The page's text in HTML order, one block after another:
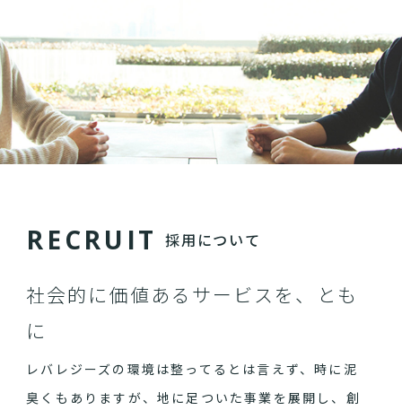
RECRU IT 採用について
社会的に価値あるサービスを、とも
に
レバレジーズの環境は整ってるとは言えず、時に泥
臭くもありますが、地に足ついた事業を展開し、創